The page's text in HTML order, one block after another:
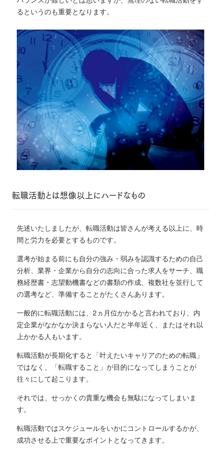
るというのも重要となります。
転職活動とは想像以上にハードなもの
先述いたしましたが、転職活動は皆さんが考える以上に、時
間と労力を必要とするものです。
選考が始まる前にも自分の強み・弱みを認識するための自己
分析、業界・企業から自分の志向に合った求人をサーチ、職
務経歴書・志望動機書などの書類の作成、複数社を並行して
の選考など、準備することがたくさんあります。
一般的に転職活動には、2ヵ月位かかると言われており、内
定企業がなかなか決まらない人だと半年近く、またはそれ以
上かかる人もいます。
転職活動が長期化すると「叶えたいキャリアのための転職」
ではなく、「転職すること」が目的になってしまうことが
往々にして起こります。
それでは、せっかくの貴重な機会も無駄になってしまいま
す。
転職活動ではスケジュールをいかにコントロールするかが、
成功させる上で重要なポイントとなってきます。